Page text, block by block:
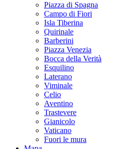
Piazza di Spagna
Campo di Fiori
Isla Tiberina
Quirinale
Barberini
Piazza Venezia
Bocca della Verità
Esquilino
Laterano
Viminale
Celio
Aventino
Trastevere
Gianicolo
Vaticano
Fuori le mura